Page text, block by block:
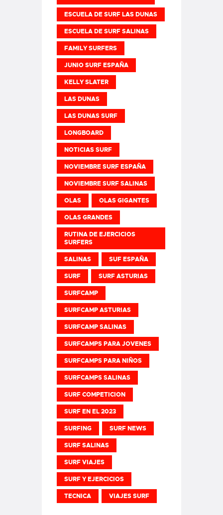
ESCUELA DE SURF LAS DUNAS
ESCUELA DE SURF SALINAS
FAMILY SURFERS
JUNIO SURF ESPAÑA
KELLY SLATER
LAS DUNAS
LAS DUNAS SURF
LONGBOARD
NOTICIAS SURF
NOVIEMBRE SURF ESPAÑA
NOVIEMBRE SURF SALINAS
OLAS OLAS GIGANTES
OLAS GRANDES
RUTINA DE EJERCICIOS
SURFERS
SALINAS SUF ESPAÑA
SURF SURF ASTURIAS
SURFCAMP
SURFCAMP ASTURIAS
SURFCAMP SALINAS
SURFCAMPS PARA JOVENES
SURFCAMPS PARA NIÑOS
SURFCAMPS SALINAS
SURF COMPETICION
SURF EN EL 2023
SURFING SURF NEWS
SURF SALINAS
SURF VIAJES
SURF Y EJERCICIOS
TECNICA VIAJES SURF